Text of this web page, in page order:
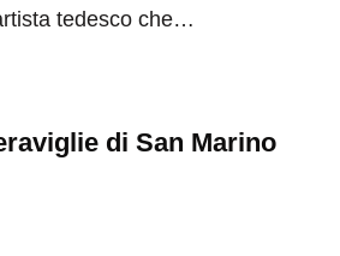
tedesco che…
di San Marino